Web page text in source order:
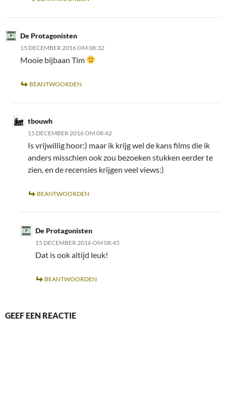
De Protagonisten
15 DECEMBER 2016 OM 08:32
Mooie bijbaan Tim
BEANTWOORDEN
tbouwh
15 DECEMBER 2016 OM 08:42
Is vrijwillig hoor:) maar ik krijg wel de kans films die ik
anders misschien ook zou bezoeken stukken eerder te
zien, en de recensies krijgen veel views:)
BEANTWOORDEN
De Protagonisten
15 DECEMBER 2016 OM 08:45
Dat is ook altijd leuk!
BEANTWOORDEN
GEEF EEN REACTIE